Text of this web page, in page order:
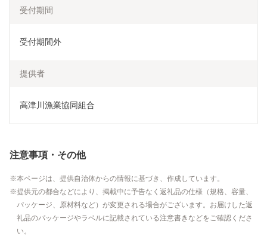
受付期間
受付期間外
提供者
高津川漁業協同組合
注意事項・その他
本ページは、提供自治体からの情報に基づき、作成しています。
提供元の都合などにより、掲載中に予告なく返礼品の仕様（規格、容量、
パッケージ、原材料など）が変更される場合がございます。お届けした返
礼品のパッケージやラベルに記載されている注意書きなどをご確認くださ
い。